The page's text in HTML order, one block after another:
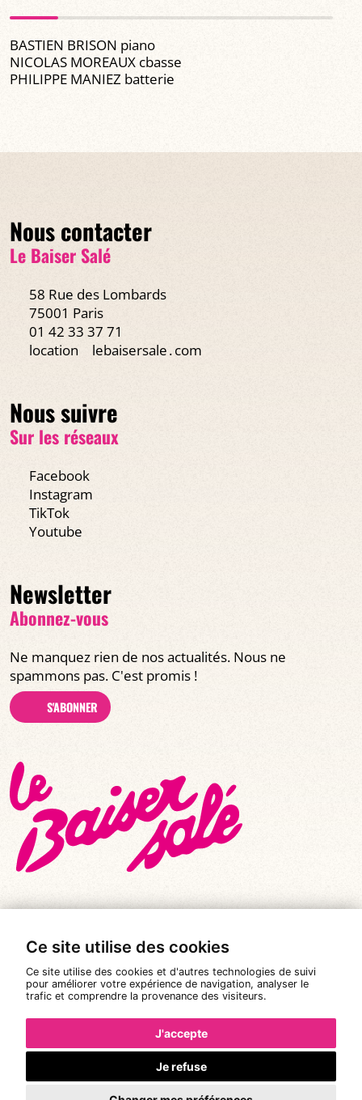
Ce site utilise des cookies
Ce site utilise des cookies et d'autres technologies de suivi
pour améliorer votre expérience de navigation, analyser le
trafic et comprendre la provenance des visiteurs.
J'accepte
Je refuse
BASTIEN BRISON piano
NICOLAS MOREAUX cbasse
PHILIPPE MANIEZ batterie
Nous contacter
Le Baiser Salé
58 Rue des Lombards
75001 Paris
01 42 33 37 71
location
lebaisersale․com
Nous suivre
Sur les réseaux
Facebook
Instagram
TikTok
Youtube
Newsletter
Abonnez-vous
Ne manquez rien de nos actualités. Nous ne
spammons pas. C'est promis !
S'ABONNER
© Tous droits réservés 2026 |
Le Baiser Salé
Mentions légales
Politique de confidentialité
Conditions Générales de Vente
Réalisation :Pixéine